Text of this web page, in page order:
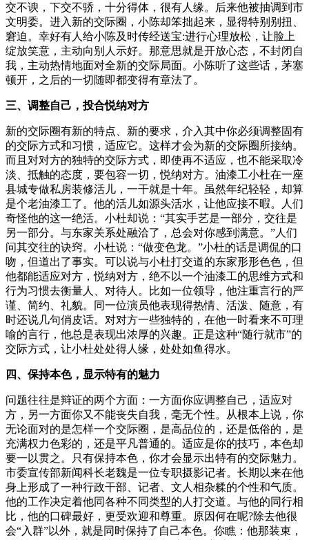
交不谀，下交不骄，十分得体，很有人缘。后来他被抽调到市
文明委。进入新的交际圈，小陈却笨拙起来，显得特别别扭、
窘迫。幸好有人给小陈及时传经送宝:进行心理放松，让脸上
绽放笑意，主动向别人示好。那意思就是开放心态，不封闭自
我，主动热情地面对全新的交际局面。小陈听了这些话，茅塞
顿开，之后的一切随即都变得有章法了。
三、调整自己，投合悦纳对方
新的交际圈有新的特点、新的要求，介入其中你必须调整固有
的交际方式和习惯，适应它。这样才会为新的交际圈所接纳。
而且对对方的独特的交际方式，即使再不适应，也不能采取冷
淡、抵触的态度，要包容一切，悦纳对方。油漆工小杜在一座
县城专做私房装修活儿，一干就是十年。虽然年纪轻轻，却算
是个老油漆工了。他的活儿如源头活水，让他应接不暇。人们
奇怪他的这一绝活。小杜却说：“其实手艺是一部分，交往是
另一部分。与东家关系处融洽了，总会对你感到满意。”人们
问其交往的诀窍。小杜说：“做变色龙。”小杜的话是调侃的口
吻，但道出了事实。可以说与小杜打交道的东家形形色色，但
他都能适应对方，悦纳对方，绝不以一个油漆工的思维方式和
行为习惯去衡量人、对待人。比如一位领导，他注重言行的严
谨、简约、礼貌。同一位演员他表现得热情、活泼、随意，有
时还说几句俏皮话。对对方一些独特的，在他一时看来不可理
喻的言行，他总是表现出浓厚的兴趣。正是这种“随行就市”的
交际方式，让小杜处处得人缘，处处如鱼得水。
四、保持本色，显示特有的魅力
问题往往是辩证的两个方面：一方面你应调整自己，适应对
方，另一方面你又不能丧失自我，毫无个性。从根本上说，你
无论面对的是怎样一个交际圈，是高品位的，还是低俗的，是
充满权力色彩的，还是平凡普通的。适应是你的技巧，本色却
要一以贯之。只有保持本色，你才会显示出特有的交际魅力。
市委宣传部新闻科长老魏是一位专职摄影记者。长期以来在他
身上形成了一种行政干部、记者、文人相杂糅的个性和气质。
他的工作决定着他同各种不同类型的人打交道。与他的同行相
比，他的口碑最好，更受欢迎和尊重。原因何在呢?除去他很
会“入群”以外，就是同时保持了自己本色。你瞧：他那装束，